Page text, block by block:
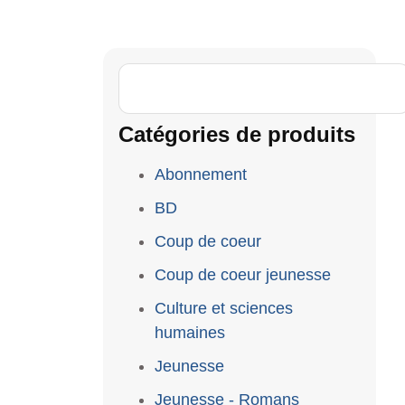
Catégories de produits
Abonnement
BD
Coup de coeur
Coup de coeur jeunesse
Culture et sciences
humaines
Jeunesse
Jeunesse - Romans